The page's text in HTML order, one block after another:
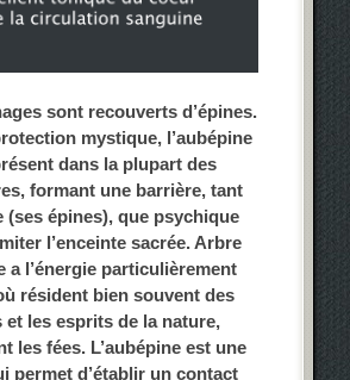
sont recouverts d’épines.
mystique, l’aubépine
dans la plupart des
formant une barrière, tant
(ses épines), que psychique
l’enceinte sacrée. Arbre
a l’énergie particulièrement
résident bien souvent des
et les esprits de la nature,
les fées. L’aubépine est une
permet d’établir un contact